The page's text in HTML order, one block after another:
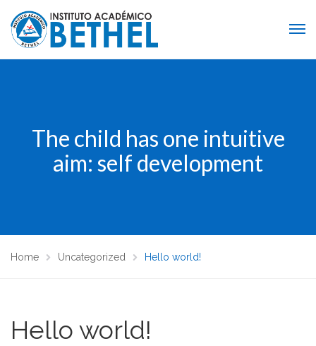
The child has one intuitive
aim: self development
Home Uncategorized Hello world!
Hello world!